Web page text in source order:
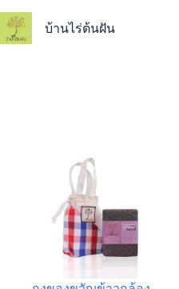
to
content
บ้านไร่ต้นฝัน